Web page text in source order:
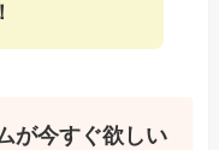
が今すぐ欲しい